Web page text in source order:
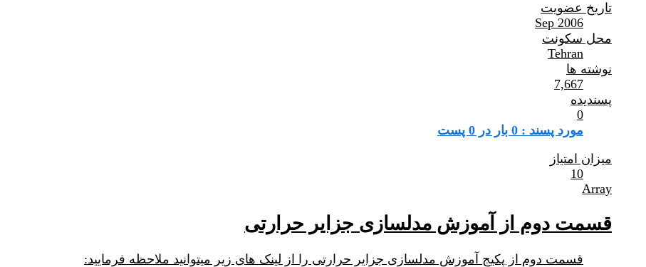
تاریخ عضویت
Sep 2006
محل سکونت
Tehran
نوشته ها
7,667
پسندیده
0
مورد پسند : 0 بار در 0 پست
میزان امتیاز
10
Array
قسمت دوم از آموزش مدلسازی جزایر حرارتی
قسمت دوم از پکیج آموزش مدلسازی جزایر حرارتی را از لینک های زیر میتوانید ملاحظه فرمایید: